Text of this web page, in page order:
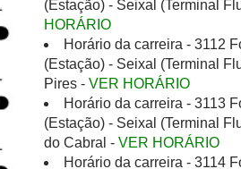
(Estação) - Seixal (Terminal
HORÁRIO
Horário da carreira - 3112
(Estação) - Seixal (Terminal
Pires - VER HORÁRIO
Horário da carreira - 3113
(Estação) - Seixal (Terminal
do Cabral - VER HORÁRIO
Horário da carreira - 3114